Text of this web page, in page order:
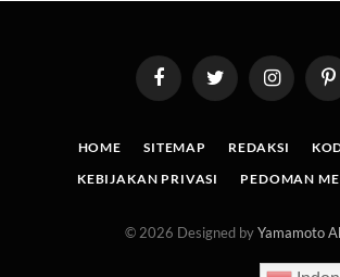
FacebookTwitter Instagram
HOME SITEMAP REDAKSI
KEBIJAKAN PRIVASI
PEDOMAN
© 2026 Designed byYamamoto